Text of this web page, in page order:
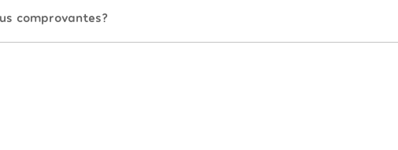
comprovantes?